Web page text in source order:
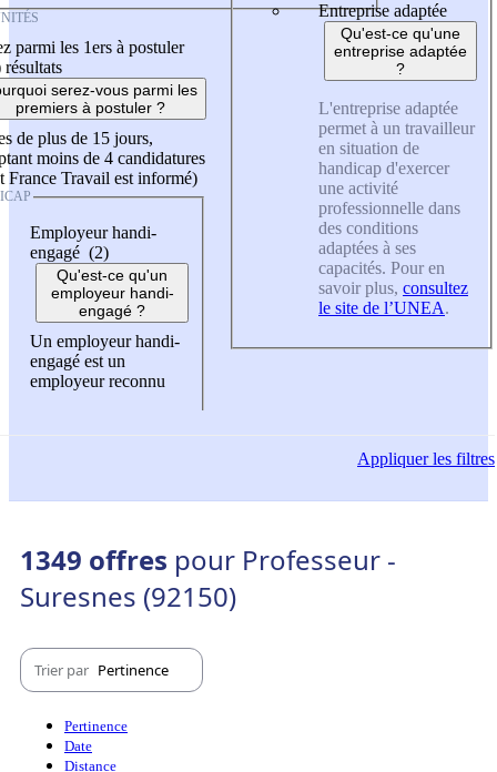
parmi les 1ers à postuler
résultats
serez-vous parmi les
premiers à postuler ?
de plus de 15 jours,
moins de 4 candidatures
France Travail est informé)
Employeur handi-
engagé (2)
Qu'est-ce qu'un
employeur handi-
engagé ?
Un employeur handi-
engagé est un
employeur reconnu
Entreprise adaptée
Qu'est-ce qu'une
entreprise adaptée
?
L'entreprise adaptée
permet à un travailleur
en situation de
handicap d'exercer
une activité
professionnelle dans
des conditions
adaptées à ses
capacités. Pour en
savoir plus, consultez
le site de l’UNEA.
Appliquerles filtres
1349 offres pour Professeur -
Suresnes (92150)
Trier par Pertinence
Pertinence
Date
Distance